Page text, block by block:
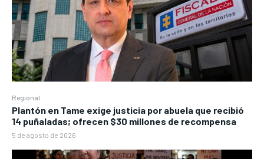
Regional
Plantón en Tame exige justicia por abuela que recibió
14 puñaladas; ofrecen $30 millones de recompensa
5 de agosto de 2026